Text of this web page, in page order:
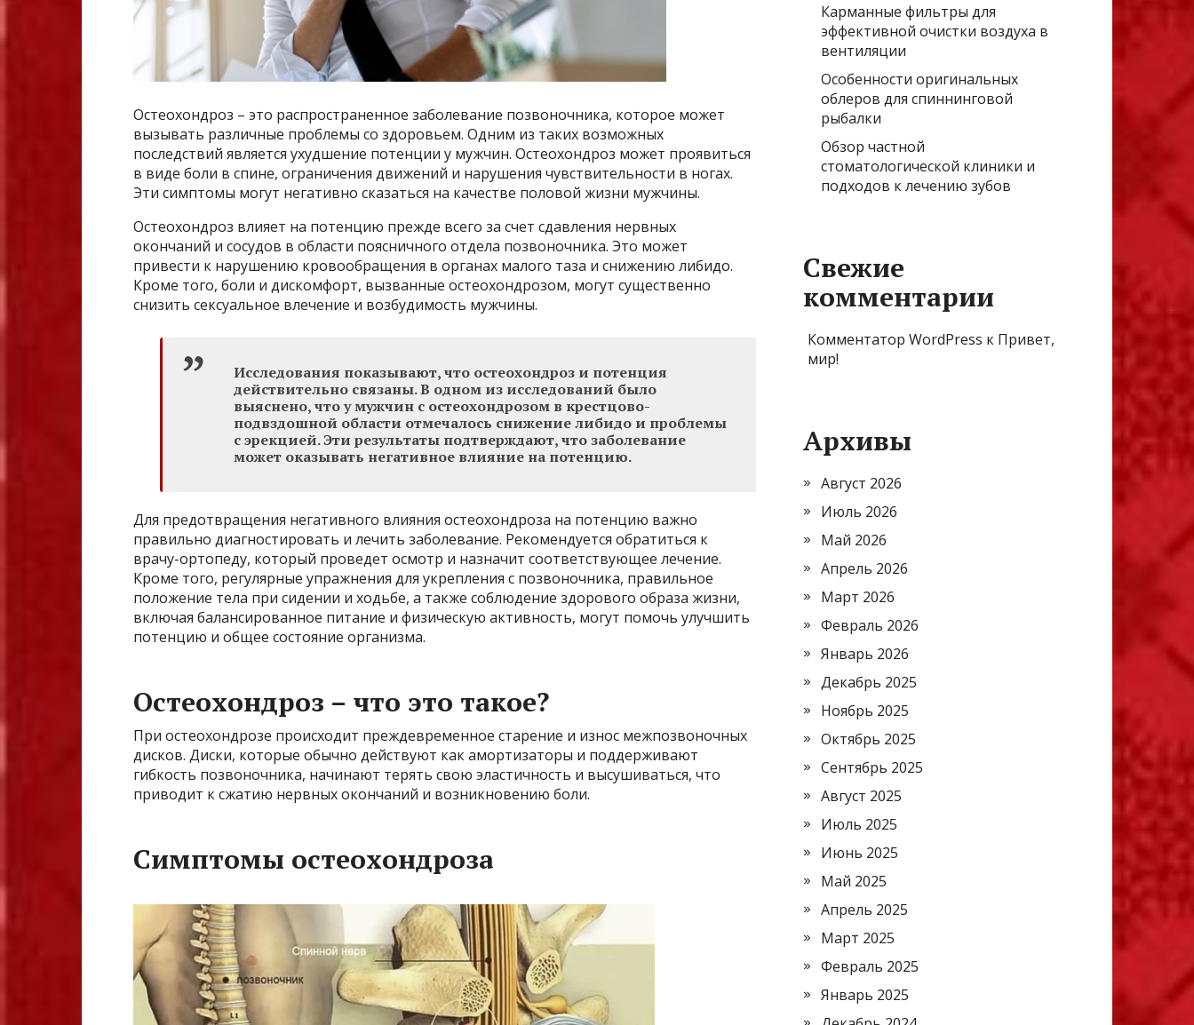
Остеохондроз – это распространенное заболевание позвоночника, которое может
вызывать различные проблемы со здоровьем. Одним из таких возможных
последствий является ухудшение потенции у мужчин. Остеохондроз может проявиться
в виде боли в спине, ограничения движений и нарушения чувствительности в ногах.
Эти симптомы могут негативно сказаться на качестве половой жизни мужчины.
Остеохондроз влияет на потенцию прежде всего за счет сдавления нервных
окончаний и сосудов в области поясничного отдела позвоночника. Это может
привести к нарушению кровообращения в органах малого таза и снижению либидо.
Кроме того, боли и дискомфорт, вызванные остеохондрозом, могут существенно
снизить сексуальное влечение и возбудимость мужчины.
Исследования показывают, что остеохондроз и потенция
действительно связаны. В одном из исследований было
выяснено, что у мужчин с остеохондрозом в крестцово-
подвздошной области отмечалось снижение либидо и проблемы
с эрекцией. Эти результаты подтверждают, что заболевание
может оказывать негативное влияние на потенцию.
Для предотвращения негативного влияния остеохондроза на потенцию важно
правильно диагностировать и лечить заболевание. Рекомендуется обратиться к
врачу-ортопеду, который проведет осмотр и назначит соответствующее лечение.
Кроме того, регулярные упражнения для укрепления с позвоночника, правильное
положение тела при сидении и ходьбе, а также соблюдение здорового образа жизни,
включая балансированное питание и физическую активность, могут помочь улучшить
потенцию и общее состояние организма.
Остеохондроз – что это такое?
При остеохондрозе происходит преждевременное старение и износ межпозвоночных
дисков. Диски, которые обычно действуют как амортизаторы и поддерживают
гибкость позвоночника, начинают терять свою эластичность и высушиваться, что
приводит к сжатию нервных окончаний и возникновению боли.
Симптомы остеохондроза
Карманные фильтры для
эффективной очистки воздуха в
вентиляции
Особенности оригинальных
облеров для спиннинговой
рыбалки
Обзор частной
стоматологической клиники и
подходов к лечению зубов
Свежие
комментарии
Комментатор WordPress к Привет,
мир!
Архивы
Август 2026
Июль 2026
Май 2026
Апрель 2026
Март 2026
Февраль 2026
Январь 2026
Декабрь 2025
Ноябрь 2025
Октябрь 2025
Сентябрь 2025
Август 2025
Июль 2025
Июнь 2025
Май 2025
Апрель 2025
Март 2025
Февраль 2025
Январь 2025